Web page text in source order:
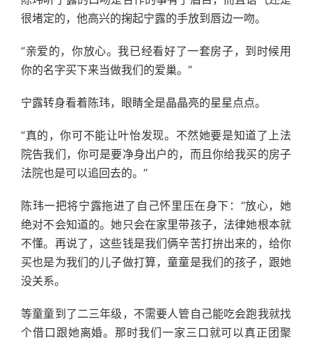
很堵定的，他高兴的掬起宁露的手放到唇边一吻。
“亲爱的，你放心。我已经看好了一套房子，到时候用
你的名字买下来当做我们的爱巢。”
宁露转身看着陈玮，眼睛全是晶晶亮的星星点点。
“真的，你可不能让叶怡发现。不然她要是知道了上法
院告我们，你可是要净身出户的，而且你给我买的房子
法院也是可以追回去的。”
陈玮一把将宁露拖进了自己怀里压在身下：“放心，她
绝对不会知道的。她只会在家里带孩子，法律她根本就
不懂。再说了，这些钱是我们俩辛苦打拚出来的，给你
买也是为我们的儿子做打算，童童是我们的孩子，跟她
没关系。
等童童到了二三年级，不需要人管自己能吃会跑我就找
个借口跟她离婚。那时我们一家三口就可以真正团聚